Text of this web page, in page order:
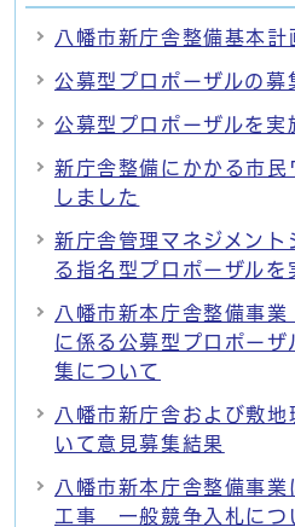
八幡市新庁舎整備基本計
公募型プロポーザルの募
公募型プロポーザルを実
新庁舎整備にかかる市民
しました
新庁舎管理マネジメント
る指名型プロポーザルを
八幡市新本庁舎整備事
に係る公募型プロポー
集について
八幡市新庁舎および敷
いて意見募集結果
八幡市新本庁舎整備事
工事 一般競争入札につ